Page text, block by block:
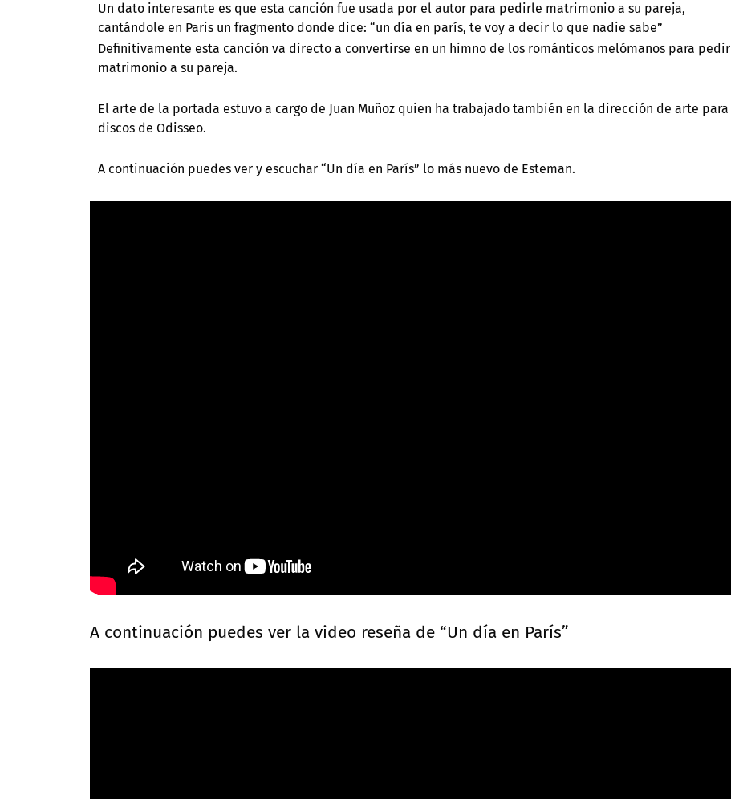
Un dato interesante es que esta canción fue usada por el autor para pedirle matrimonio a su pareja,
cantándole en Paris un fragmento donde dice: “un día en parís, te voy a decir lo que nadie sabe”
Definitivamente esta canción va directo a convertirse en un himno de los románticos melómanos para pedir
matrimonio a su pareja.
El arte de la portada estuvo a cargo de Juan Muñoz quien ha trabajado también en la dirección de arte para
discos de Odisseo.
A continuación puedes ver y escuchar “Un día en París” lo más nuevo de Esteman.
A continuación puedes ver la video reseña de “Un día en París”